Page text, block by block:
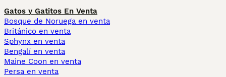
Gatos y Gatitos En Venta
Bosque de Noruega en venta
Británico en venta
Sphynx en venta
Bengalí en venta
Maine Coon en venta
Persa en venta